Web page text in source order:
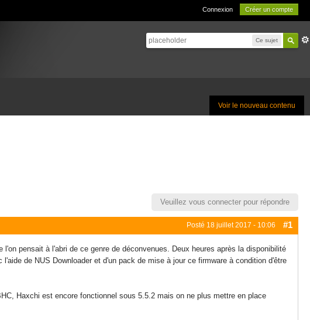
Connexion Créer un compte
Ce sujet
Voir le nouveau contenu
Veuillez vous connecter pour répondre
Posté 18 juillet 2017 - 10:06 #1
pensait à l'abri de ce genre de déconvenues. Deux heures après la disponibilité
de NUS Downloader et d'un pack de mise à jour ce firmware à condition d'être
Haxchi est encore fonctionnel sous 5.5.2 mais on ne plus mettre en place